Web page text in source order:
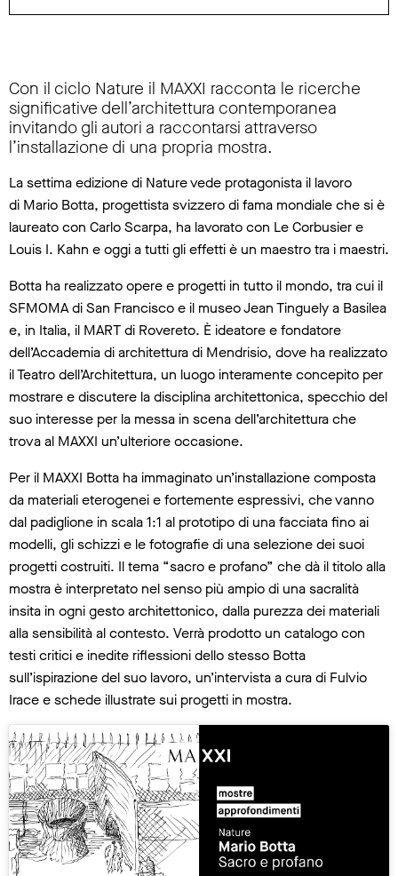
Con il ciclo Nature il MAXXI racconta le ricerche
significative dell’architettura contemporanea
invitando gli autori a raccontarsi attraverso
l’installazione di una propria mostra.
La settima edizione di Nature vede protagonista il lavoro
di Mario Botta, progettista svizzero di fama mondiale che si è
laureato con Carlo Scarpa, ha lavorato con Le Corbusier e
Louis I. Kahn e oggi a tutti gli effetti è un maestro tra i maestri.
Botta ha realizzato opere e progetti in tutto il mondo, tra cui il
SFMOMA di San Francisco e il museo Jean Tinguely a Basilea
e, in Italia, il MART di Rovereto. È ideatore e fondatore
dell’Accademia di architettura di Mendrisio, dove ha realizzato
il Teatro dell’Architettura, un luogo interamente concepito per
mostrare e discutere la disciplina architettonica, specchio del
suo interesse per la messa in scena dell’architettura che
trova al MAXXI un’ulteriore occasione.
Per il MAXXI Botta ha immaginato un’installazione composta
da materiali eterogenei e fortemente espressivi, che vanno
dal padiglione in scala 1:1 al prototipo di una facciata fino ai
modelli, gli schizzi e le fotografie di una selezione dei suoi
progetti costruiti. Il tema “sacro e profano” che dà il titolo alla
mostra è interpretato nel senso più ampio di una sacralità
insita in ogni gesto architettonico, dalla purezza dei materiali
alla sensibilità al contesto. Verrà prodotto un catalogo con
testi critici e inedite riflessioni dello stesso Botta
sull’ispirazione del suo lavoro, un’intervista a cura di Fulvio
Irace e schede illustrate sui progetti in mostra.